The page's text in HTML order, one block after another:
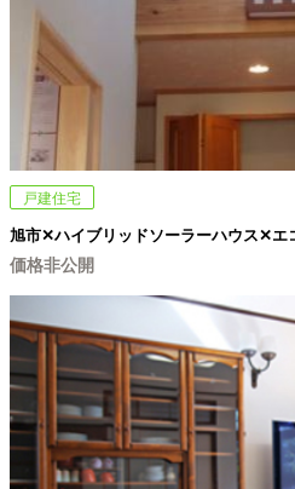
戸建住宅
旭市✕ハイブリッドソーラーハウス✕エ
価格非公開